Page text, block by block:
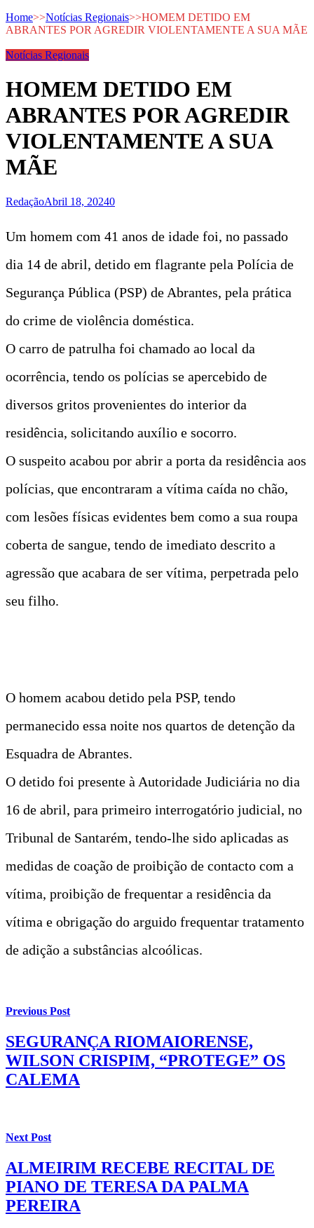
Home>>Notícias Regionais>>HOMEM DETIDO EM
ABRANTES POR AGREDIR VIOLENTAMENTE A SUA MÃE
Notícias Regionais
HOMEM DETIDO EM
ABRANTES POR AGREDIR
VIOLENTAMENTE A SUA
MÃE
RedaçãoAbril 18, 20240
Um homem com 41 anos de idade foi, no passado
dia 14 de abril, detido em flagrante pela Polícia de
Segurança Pública (PSP) de Abrantes, pela prática
do crime de violência doméstica.
O carro de patrulha foi chamado ao local da
ocorrência, tendo os polícias se apercebido de
diversos gritos provenientes do interior da
residência, solicitando auxílio e socorro.
O suspeito acabou por abrir a porta da residência aos
polícias, que encontraram a vítima caída no chão,
com lesões físicas evidentes bem como a sua roupa
coberta de sangue, tendo de imediato descrito a
agressão que acabara de ser vítima, perpetrada pelo
seu filho.
O homem acabou detido pela PSP, tendo
permanecido essa noite nos quartos de detenção da
Esquadra de Abrantes.
O detido foi presente à Autoridade Judiciária no dia
16 de abril, para primeiro interrogatório judicial, no
Tribunal de Santarém, tendo-lhe sido aplicadas as
medidas de coação de proibição de contacto com a
vítima, proibição de frequentar a residência da
vítima e obrigação do arguido frequentar tratamento
de adição a substâncias alcoólicas.
Previous Post
SEGURANÇA RIOMAIORENSE,
WILSON CRISPIM, “PROTEGE” OS
CALEMA
Next Post
ALMEIRIM RECEBE RECITAL DE
PIANO DE TERESA DA PALMA
PEREIRA